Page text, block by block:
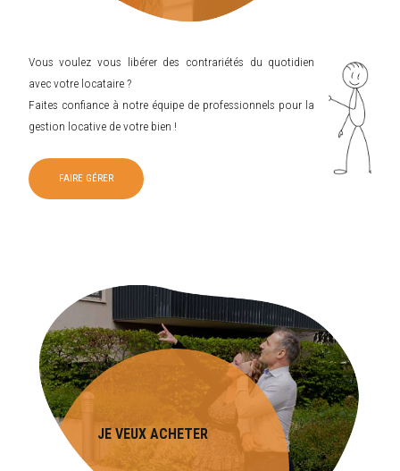
Vous voulez vous libérer des contrariétés du quotidien
avec votre locataire ?
Faites confiance à notre équipe de professionnels pour la
gestion locative de votre bien !
FAIRE GÉRER
JE VEUX ACHETER